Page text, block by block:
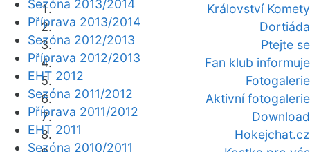
Království Komety
Dortiáda
Ptejte se
Fan klub informuje
Fotogalerie
Aktivní fotogalerie
Download
Hokejchat.cz
Sezóna 2013/2014
Příprava 2013/2014
Sezóna 2012/2013
Příprava 2012/2013
EHT 2012
Sezóna 2011/2012
Příprava 2011/2012
EHT 2011
Sezóna 2010/2011